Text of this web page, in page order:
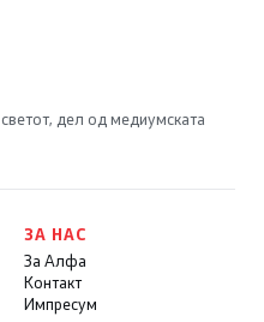
дел од медиумската
ЗА НАС
За Алфа
Контакт
Импресум